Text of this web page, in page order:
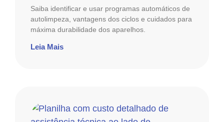
Saiba identificar e usar programas automáticos de
autolimpeza, vantagens dos ciclos e cuidados para
máxima durabilidade dos aparelhos.
Leia Mais